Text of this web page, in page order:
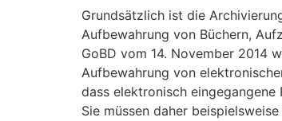
Grundsätzlich ist die
Aufbewahrung von Büchern,
GoBD vom 14. November 2014
Aufbewahrung von
dass elektronisch eingegangene
Sie müssen daher